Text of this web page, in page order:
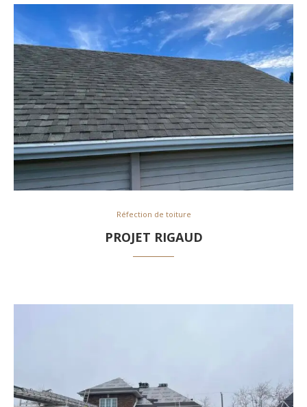
Réfection de toiture
PROJET RIGAUD